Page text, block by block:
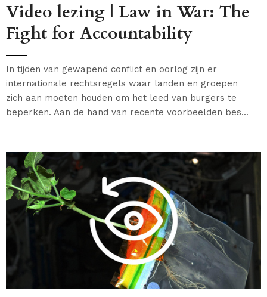
Video lezing | Law in War: The
Fight for Accountability
In tijden van gewapend conflict en oorlog zijn er
internationale rechtsregels waar landen en groepen
zich aan moeten houden om het leed van burgers te
beperken. Aan de hand van recente voorbeelden bes...